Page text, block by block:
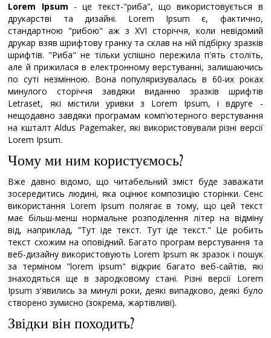
Lorem Ipsum - це текст-"риба", що використовується в
друкарстві та дизайні. Lorem Ipsum є, фактично,
стандартною "рибою" аж з XVI сторіччя, коли невідомий
друкар взяв шрифтову гранку та склав на ній підбірку зразків
шрифтів. "Риба" не тільки успішно пережила п'ять століть,
але й прижилася в електронному верстуванні, залишаючись
по суті незмінною. Вона популяризувалась в 60-их роках
минулого сторіччя завдяки виданню зразків шрифтів
Letraset, які містили уривки з Lorem Ipsum, і вдруге -
нещодавно завдяки програмам комп'ютерного верстування
на кшталт Aldus Pagemaker, які використовували різні версії
Lorem Ipsum.
Чому ми ним користуємось?
Вже давно відомо, що читабельний зміст буде заважати
зосередитись людині, яка оцінює композицію сторінки. Сенс
використання Lorem Ipsum полягає в тому, що цей текст
має більш-менш нормальне розподілення літер на відміну
від, наприклад, "Тут іде текст. Тут іде текст." Це робить
текст схожим на оповідний. Багато програм верстування та
веб-дизайну використовують Lorem Ipsum як зразок і пошук
за терміном "lorem ipsum" відкриє багато веб-сайтів, які
знаходяться ще в зародковому стані. Різні версії Lorem
Ipsum з'явились за минулі роки, деякі випадково, деякі було
створено зумисно (зокрема, жартівливі).
Звідки він походить?